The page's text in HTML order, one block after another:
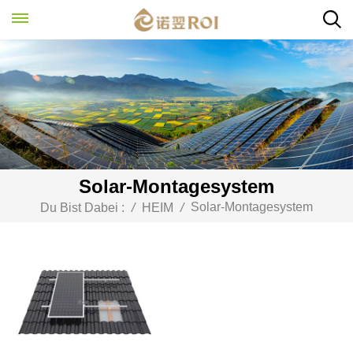
Solar-Montagesystem
Du Bist Dabei : / HEIM / Solar-Montagesystem